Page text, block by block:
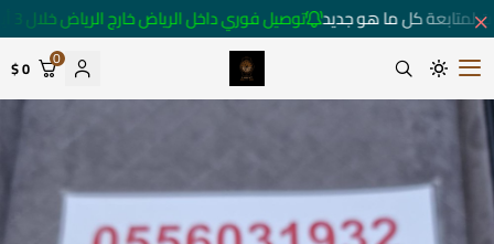
لمتابعة كل ما هو جديد توصيل فوري داخل الرياض خارج الرياض خلال 3 أيام 🚚
متجر ساعات رومانس
0
0 $